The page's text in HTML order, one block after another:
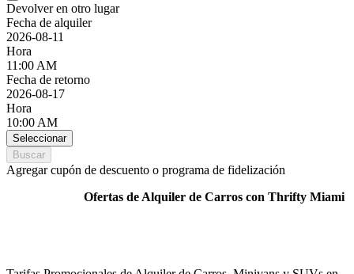
Devolver en otro lugar
Fecha de alquiler
2026-08-11
Hora
11:00 AM
Fecha de retorno
2026-08-17
Hora
10:00 AM
Seleccionar
Buscar
Agregar cupón de descuento o programa de fidelización
Ofertas de Alquiler de Carros con Thrifty Miami